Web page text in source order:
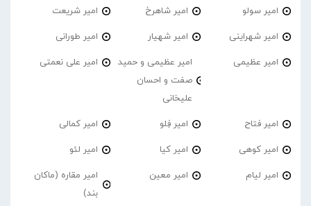
امیر سولو امیر شاهرخ امیر شریعت
امیر شهراینی امیر شهیار امیر طورانی
امیر عظیمی
امیر عظیمی و حمید
صفت و احسان
علیخانی
امیر علی نعمتی
امیر فتاح امیر فِلو امیر کمالی
امیر کوهی امیر کیا امیر لئو
امیر لیام امیر معین
امیر مقاره (ماکان
بند)